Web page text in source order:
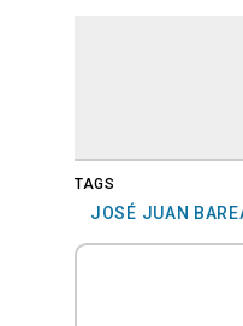
TAGS
JOSÉ JUAN